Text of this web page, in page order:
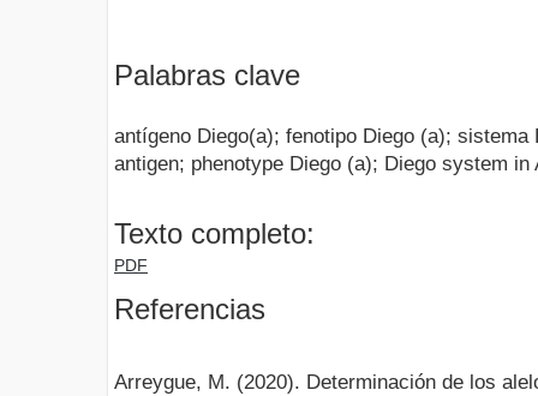
Palabras clave
antígeno Diego(a); fenotipo Diego (a); sistema
antigen; phenotype Diego (a); Diego system in
Texto completo:
PDF
Referencias
Arreygue, M. (2020). Determinación de los